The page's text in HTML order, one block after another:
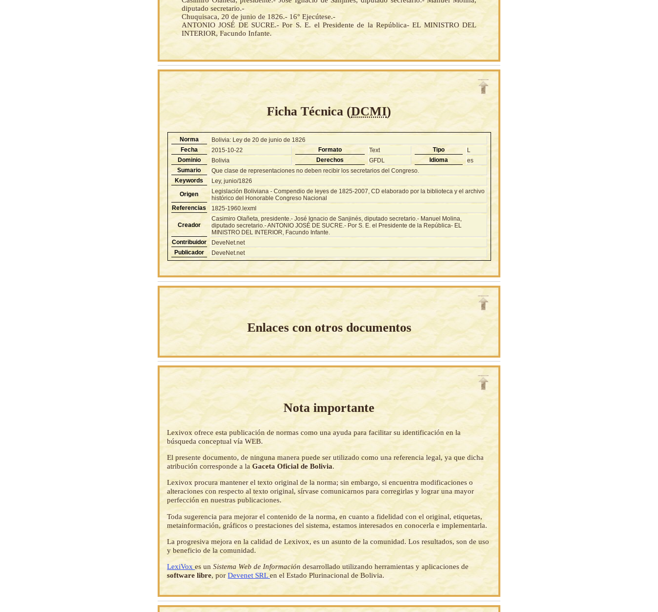
diputado secretario.-
Chuquisaca, 20 de junio de 1826.- 16° Ejecútese.-
ANTONIO JOSÉ DE SUCRE.- Por S. E. el Presidente de la República- EL MINISTRO DEL
INTERIOR, Facundo Infante.
Ficha Técnica (DCMI)
Norma
Bolivia: Ley de 20 de junio de 1826
Fecha
2015-10-22 Formato Text Tipo
L
Dominio
Bolivia Derechos GFDL Idioma
es
Sumario
Que clase de representaciones no deben recibir los secretarios del Congreso.
Keywords
Ley, junio/1826
Origen
Legislación Boliviana - Compendio de leyes de 1825-2007, CD elaborado por la biblioteca y el archivo
histórico del Honorable Congreso Nacional
Referencias
1825-1960.lexml
Creador
Casimiro Olañeta, presidente.- José Ignacio de Sanjinés, diputado secretario.- Manuel Molina,
diputado secretario.- ANTONIO JOSÉ DE SUCRE.- Por S. E. el Presidente de la República- EL
MINISTRO DEL INTERIOR, Facundo Infante.
Contribuidor
DeveNet.net
Publicador
DeveNet.net
Enlaces con otros documentos
Nota importante
Lexivox ofrece esta publicación de normas como una ayuda para facilitar su identificación en la
búsqueda conceptual vía WEB.
El presente documento, de ninguna manera puede ser utilizado como una referencia legal, ya que dicha
atribución corresponde a laGaceta Oficial de Bolivia.
Lexivox procura mantener el texto original de la norma; sin embargo, si encuentra modificaciones o
alteraciones con respecto al texto original, sírvase comunicarnos para corregirlas y lograr una mayor
perfección en nuestras publicaciones.
Toda sugerencia para mejorar el contenido de la norma, en cuanto a fidelidad con el original, etiquetas,
metainformación, gráficos o prestaciones del sistema, estamos interesados en conocerla e implementarla.
La progresiva mejora en la calidad de Lexivox, es un asunto de la comunidad. Los resultados, son de uso
y beneficio de la comunidad.
LexiVoxes unSistema Web de Información desarrollado utilizando herramientas y aplicaciones de
software libre, porDevenet SRLen el Estado Plurinacional de Bolivia.